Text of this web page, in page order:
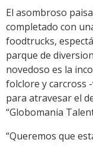
El asombroso
completado con
foodtrucks,
parque de
novedoso es la
folclore y carcross
para atravesar el
“Globomania
“Queremos que